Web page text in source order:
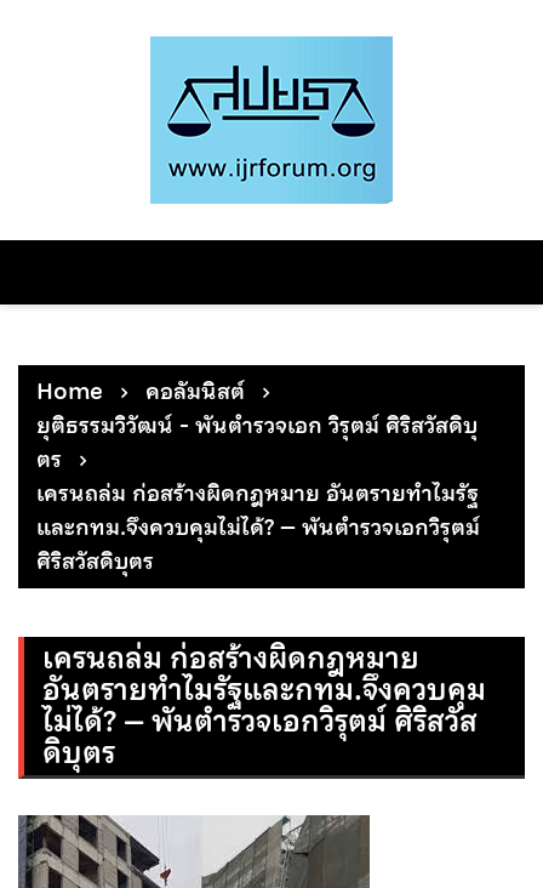
Home
คอลัมนิสต์
ยุติธรรมวิวัฒน์ - พันตำรวจเอก วิรุตม์ ศิริสวัสดิบุ
ตร
เครนถล่ม ก่อสร้างผิดกฎหมาย อันตรายทำไมรัฐ
และกทม.จึงควบคุมไม่ได้? – พันตำรวจเอกวิรุตม์
ศิริสวัสดิบุตร
เครนถล่ม ก่อสร้างผิดกฎหมาย
อันตรายทำไมรัฐและกทม.จึงควบคุม
ไม่ได้? – พันตำรวจเอกวิรุตม์ ศิริสวัส
ดิบุตร